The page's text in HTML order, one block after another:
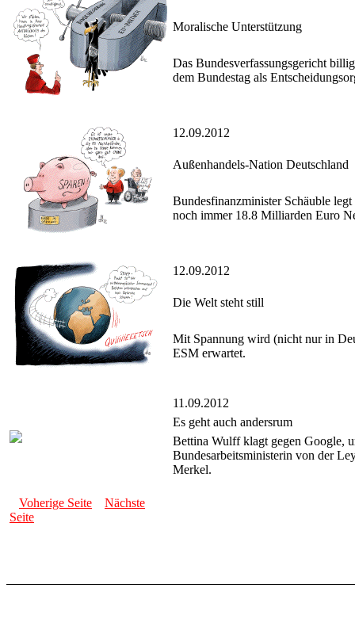
Moralische Unterstützung
Das Bundesverfassungsgericht
dem Bundestag als
12.09.2012
Außenhandels-Nation Deutschland
Bundesfinanzminister Schäuble
noch immer 18.8 Milliarden Euro
12.09.2012
Die Welt steht still
Mit Spannung wird (nicht nur in
ESM erwartet.
11.09.2012
Es geht auch andersrum
Bettina Wulff klagt gegen Google,
Bundesarbeitsministerin von der
Merkel.
Voherige Seite
Nächste
Seite